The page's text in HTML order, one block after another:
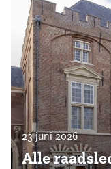
23 juni 2026
Alle